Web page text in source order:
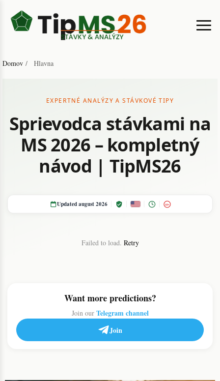
Domov / Hlavna
EXPERTNÉ ANALÝZY A STÁVKOVÉ TIPY
Sprievodca stávkami na
MS 2026 – kompletný
návod | TipMS26
Updated august 2026 18+
Failed to load. Retry
Want more predictions?
Join our Telegram channel
Join